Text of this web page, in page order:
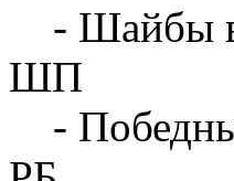
- Шайбы
ШП
-